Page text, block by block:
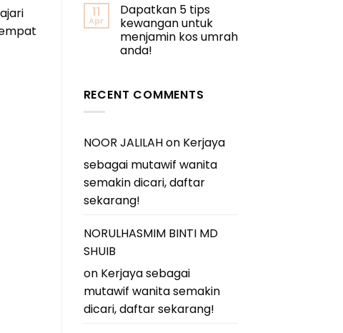
11
Apr
Dapatkan 5 tips
kewangan untuk
menjamin kos umrah
anda!
RECENT COMMENTS
NOOR JALILAHon Kerjaya
sebagai mutawif wanita
semakin dicari, daftar
sekarang!
NORULHASMIM BINTI MD
SHUIB
on Kerjaya sebagai
mutawif wanita semakin
dicari, daftar sekarang!